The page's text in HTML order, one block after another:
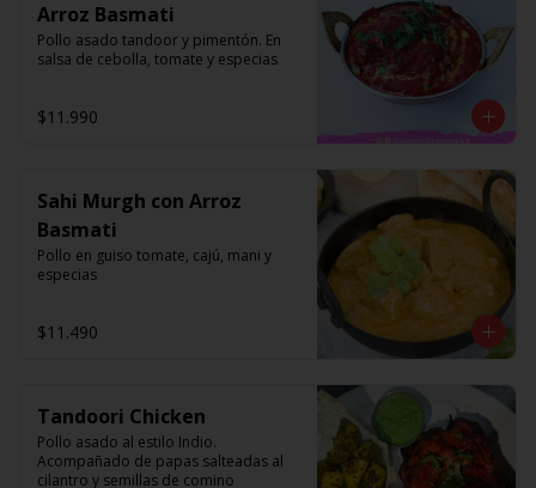
Arroz Basmati
Pollo asado tandoor y pimentón. En
salsa de cebolla, tomate y especias
$11.990
Sahi Murgh con Arroz
Basmati
Pollo en guiso tomate, cajú, mani y
especias
$11.490
Tandoori Chicken
Pollo asado al estilo Indio.
Acompañado de papas salteadas al
cilantro y semillas de comino